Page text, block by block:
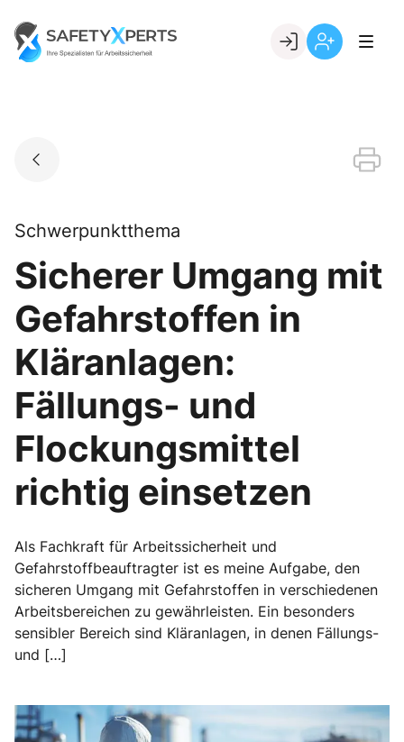
content
Go to landing page.
Schwerpunktthema
Sicherer Umgang mit
Gefahrstoffen in
Kläranlagen:
Fällungs- und
Flockungsmittel
richtig einsetzen
Als Fachkraft für Arbeitssicherheit und
Gefahrstoffbeauftragter ist es meine Aufgabe, den
sicheren Umgang mit Gefahrstoffen in verschiedenen
Arbeitsbereichen zu gewährleisten. Ein besonders
sensibler Bereich sind Kläranlagen, in denen Fällungs-
und […]